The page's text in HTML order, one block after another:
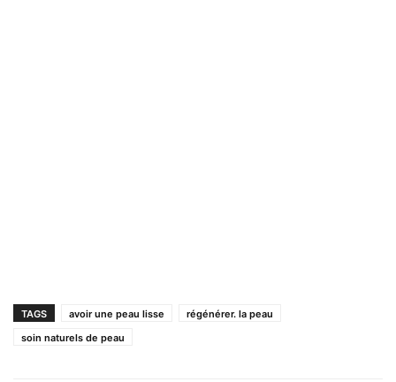
TAGS avoir une peau lisse
régénérer. la peau
soin naturels de peau